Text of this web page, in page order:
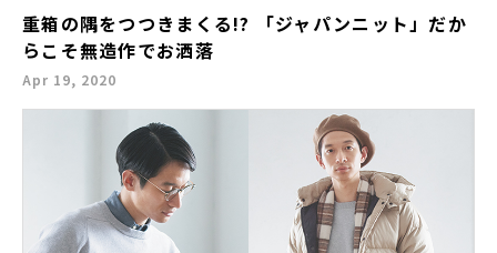
重箱の隅をつつきまくる!? 「ジャパンニット」だか
らこそ無造作でお洒落
Apr 19, 2020